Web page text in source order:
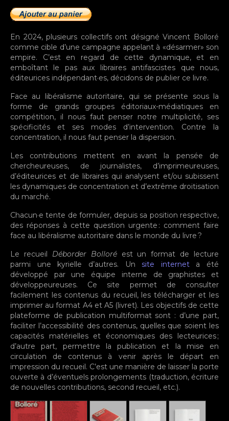
En 2024, plusieurs collectifs ont désigné Vincent Bolloré
comme cible d’une campagne appelant à «désarmer» son
empire. C’est en regard de cette dynamique, et en
emboîtant le pas aux libraires antifascistes que nous,
éditeurices indépendant·es, décidons de publier ce livre.
Face au libéralisme autoritaire, qui se présente sous la
forme de grands groupes éditoriaux-médiatiques en
compétition, il nous faut penser notre multiplicité, ses
spécificités et ses modes d’intervention. Contre la
concentration, il nous faut penser la dispersion.
Les contributions mettent en avant la pensée de
chercheureuses, de journalistes, d’imprimeureuses,
d’éditeurices et de libraires qui analysent et/ou subissent
les dynamiques de concentration et d’extrême droitisation
du marché.
Chacun·e tente de formuler, depuis sa position respective,
des réponses à cette question urgente : comment faire
face au libéralisme autoritaire dans le monde du livre ?
Le recueil Déborder Bolloréest un format de lecture
parmi une kyrielle d’autres. Unsite interneta été
développé par une équipe interne de graphistes et
développeureuses. Ce site permet de consulter
facilement les contenus du recueil, les télécharger et les
imprimer au format A4 et A5 (livret). Les objectifs de cette
plateforme de publication multiformat sont : d’une part,
faciliter l’accessibilité des contenus, quelles que soient les
capacités matérielles et économiques des lecteurices ;
d’autre part, permettre la publication et la mise en
circulation de contenus à venir après le départ en
impression du recueil. C’est une manière de laisser la porte
ouverte à d’éventuels prolongements (traduction, écriture
de nouvelles contributions, second recueil, etc.).